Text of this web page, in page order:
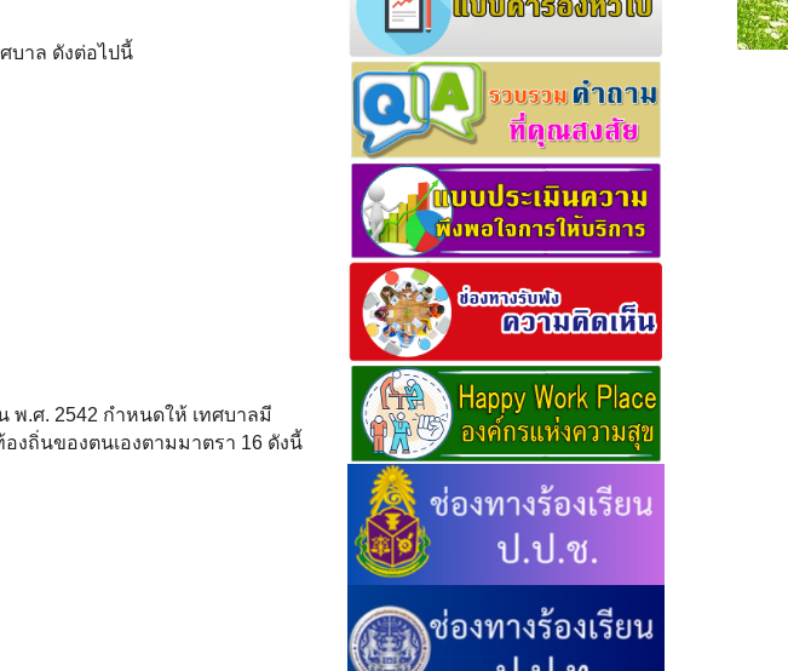
บาล ดังต่อไปนี้
.ศ. 2542 กำหนดให้ เทศบาลมี
งถิ่นของตนเองตามมาตรา 16 ดังนี้